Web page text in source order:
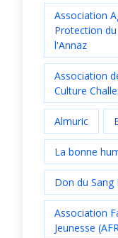
Association
Protection
l'Annaz
Association
Culture
Almuric
La bonne
Don du Sang
Association
Jeunesse